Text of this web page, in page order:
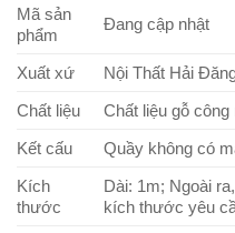
Mã sản
phẩm
Đang cập nhật
Xuất xứ
Nội Thất Hải
Chất liệu
Chất liệu gỗ
Kết cấu
Quầy không có
Kích
thước
Dài: 1m; Ngoài
kích thước yêu